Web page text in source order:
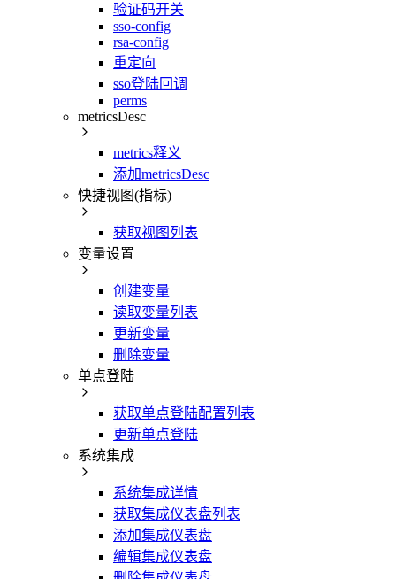
验证码开关
sso-config
rsa-config
重定向
sso登陆回调
perms
metricsDesc
metrics释义
添加metricsDesc
快捷视图(指标)
获取视图列表
变量设置
创建变量
读取变量列表
更新变量
删除变量
单点登陆
获取单点登陆配置列表
更新单点登陆
系统集成
系统集成详情
获取集成仪表盘列表
添加集成仪表盘
编辑集成仪表盘